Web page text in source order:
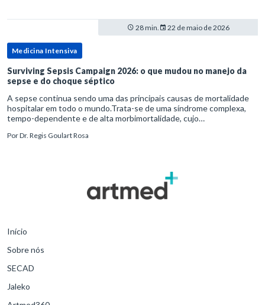
28 min. 22 de maio de 2026
Medicina Intensiva
Surviving Sepsis Campaign 2026: o que mudou no manejo da
sepse e do choque séptico
A sepse continua sendo uma das principais causas de mortalidade
hospitalar em todo o mundo.Trata-se de uma síndrome complexa,
tempo-dependente e de alta morbimortalidade, cujo
para o desfe
PorDr. Regis Goulart Rosa
Início
Sobre nós
SECAD
Jaleko